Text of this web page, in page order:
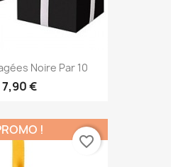
Noire Par 10
7,90 €
!
favorite_border